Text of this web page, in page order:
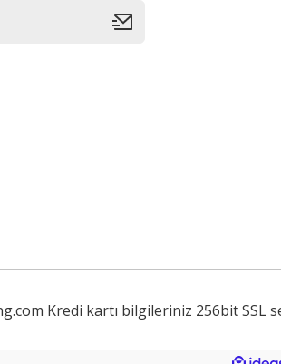
Kredi kartı bilgileriniz 256bit SSL